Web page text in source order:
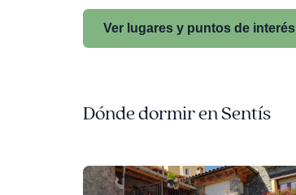
Ver lugares y puntos de interés
Dónde dormir en Sentís